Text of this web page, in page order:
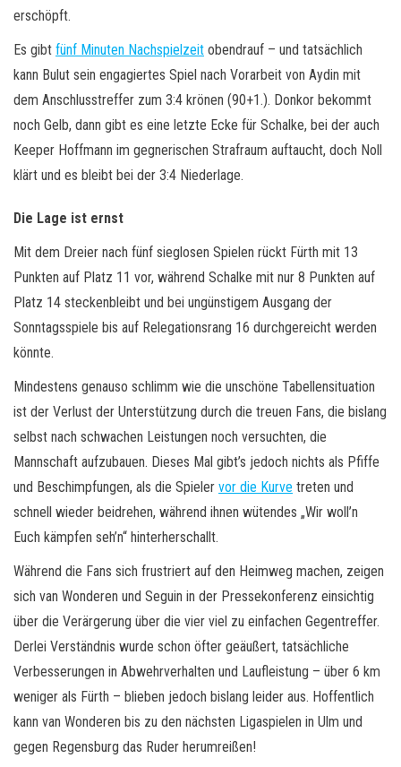
erschöpft.
Es gibt fünf Minuten Nachspielzeit obendrauf – und tatsächlich
kann Bulut sein engagiertes Spiel nach Vorarbeit von Aydin mit
dem Anschlusstreffer zum 3:4 krönen (90+1.). Donkor bekommt
noch Gelb, dann gibt es eine letzte Ecke für Schalke, bei der auch
Keeper Hoffmann im gegnerischen Strafraum auftaucht, doch Noll
klärt und es bleibt bei der 3:4 Niederlage.
Die Lage ist ernst
Mit dem Dreier nach fünf sieglosen Spielen rückt Fürth mit 13
Punkten auf Platz 11 vor, während Schalke mit nur 8 Punkten auf
Platz 14 steckenbleibt und bei ungünstigem Ausgang der
Sonntagsspiele bis auf Relegationsrang 16 durchgereicht werden
könnte.
Mindestens genauso schlimm wie die unschöne Tabellensituation
ist der Verlust der Unterstützung durch die treuen Fans, die bislang
selbst nach schwachen Leistungen noch versuchten, die
Mannschaft aufzubauen. Dieses Mal gibt’s jedoch nichts als Pfiffe
und Beschimpfungen, als die Spieler vor die Kurve treten und
schnell wieder beidrehen, während ihnen wütendes „Wir woll’n
Euch kämpfen seh’n“ hinterherschallt.
Während die Fans sich frustriert auf den Heimweg machen, zeigen
sich van Wonderen und Seguin in der Pressekonferenz einsichtig
über die Verärgerung über die vier viel zu einfachen Gegentreffer.
Derlei Verständnis wurde schon öfter geäußert, tatsächliche
Verbesserungen in Abwehrverhalten und Laufleistung – über 6 km
weniger als Fürth – blieben jedoch bislang leider aus. Hoffentlich
kann van Wonderen bis zu den nächsten Ligaspielen in Ulm und
gegen Regensburg das Ruder herumreißen!